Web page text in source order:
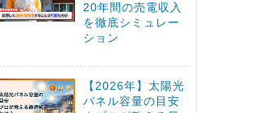
20年間の売電収入
を徹底シミュレー
ション
【2026年】太陽光
パネル容量の目安